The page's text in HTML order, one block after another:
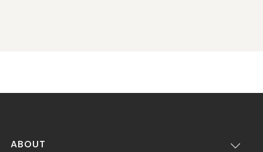
ABOUT